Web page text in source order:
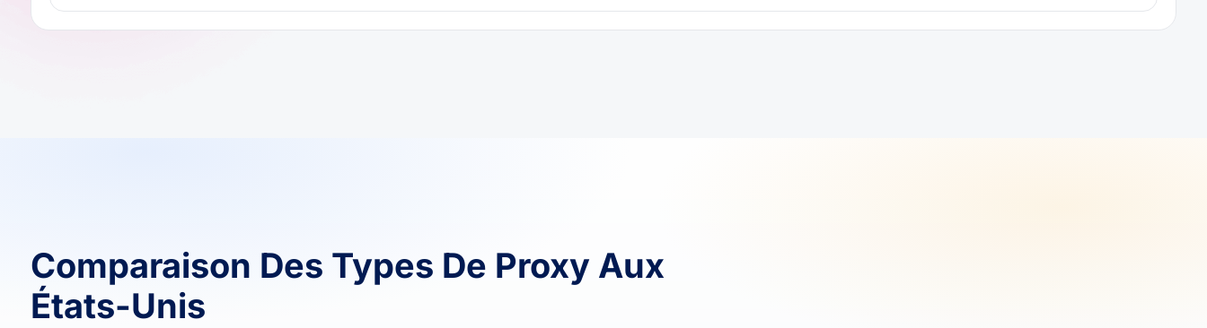
Comparaison Des Types De Proxy Aux
États-Unis